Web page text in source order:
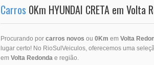
Carros 0Km HYUNDAI CRETA em Volta
Procurando por carros novos ou 0Km em Volta
lugar certo! No RioSulVeiculos, oferecemos uma
em Volta Redonda e região.